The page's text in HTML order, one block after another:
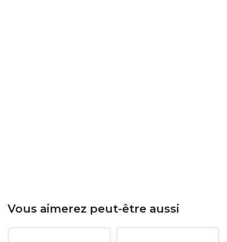
Vous aimerez peut-être aussi